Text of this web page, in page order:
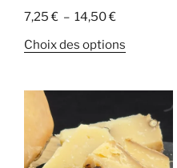
7,25€ – 14,50€Plage
prix :
à
14,50 €
Choix des options
plusieurs
variations.
Les
options